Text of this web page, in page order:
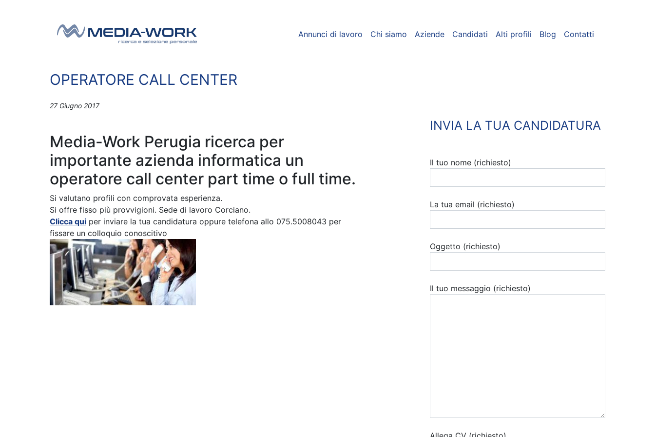
Navigazione principale Annunci di lavoro Chi siamo Aziende Candidati Alti profili Blog Contatti
OPERATORE CALL CENTER
27 Giugno 2017
Media-Work Perugia ricerca per
importante azienda informatica un
operatore call center part time o full time.
Si valutano profili con comprovata esperienza.
Si offre fisso più provvigioni. Sede di lavoro Corciano.
Clicca qui per inviare la tua candidatura oppure telefona allo 075.5008043 per
fissare un colloquio conoscitivo
INVIA LA TUA CANDIDATURA
Il tuo nome (richiesto)
La tua email (richiesto)
Oggetto (richiesto)
Il tuo messaggio (richiesto)